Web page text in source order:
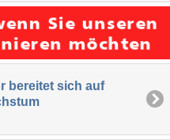
bereitet sich auf